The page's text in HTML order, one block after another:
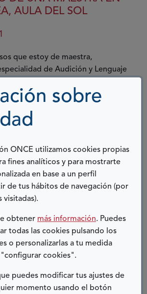
sobre
ONCE utilizamos cookies propias
fines analíticos y para mostrarte
en base a un perfil
de tus hábitos de navegación (por
visitadas).
obtener más información. Puedes
todas las cookies pulsando los
o personalizarlas a tu medida
cookies".
puedes modificar tus ajustes de
momento usando el botón
AULA DEL SOL
que estoy de maestra,
de Audición y Lenguaje
es un Centro Preferente de...
CAMBIOS Y
persona con Síndrome
y vivo en Granada. Con motivo
Síndrome de Down os voy a
durante la pandemia. Antes